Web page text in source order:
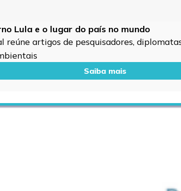
Lula e o lugar do país no mundo
reúne artigos de pesquisadores,
Saiba mais